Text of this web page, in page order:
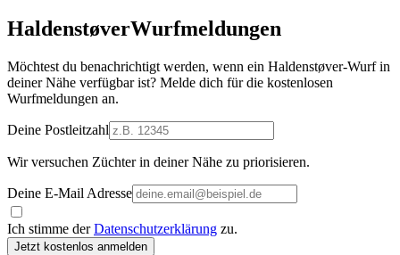
HaldenstøverWurfmeldungen
Möchtest du benachrichtigt werden, wenn ein Haldenstøver-Wurf in
deiner Nähe verfügbar ist? Melde dich für die kostenlosen
Wurfmeldungen an.
Deine Postleitzahl
Wir versuchen Züchter in deiner Nähe zu priorisieren.
Deine E-Mail Adresse
Ich stimme derDatenschutzerklärung zu.
Jetzt kostenlos anmelden